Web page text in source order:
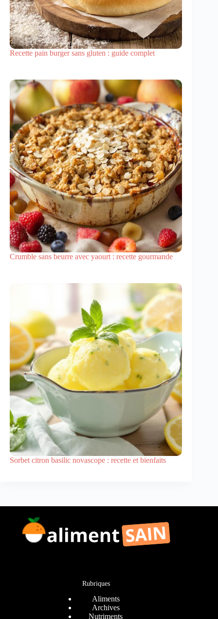
Recette pain burger sans gluten : guide complet
Crumble sans beurre avec yaourt : recette gourmande
Sorbet citron basilic novascope : recette et bienfaits
Rubriques
Aliments
Archives
Nutriments